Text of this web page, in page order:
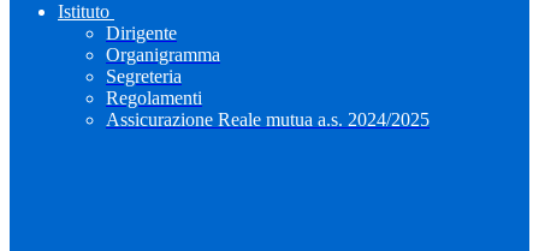
Istituto
Dirigente
Organigramma
Segreteria
Regolamenti
Assicurazione Reale mutua a.s. 2024/2025